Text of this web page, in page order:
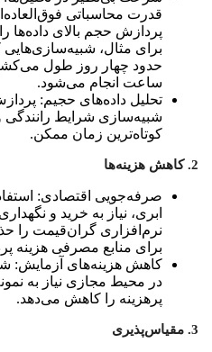
قدرت محاسباتی
پردازش حجم بالای داده‌ها
برای مثال، شبیه‌سازی‌هایی
ساعت انجام می‌شود.
تحلیل داده‌های حجیم:
شبیه‌سازی شرایط رانندگی
کوتاه‌ترین زمان ممکن.
2. کاهش هزینه‌ها
صرفه‌جویی اقتصادی:
ابری، نیاز به خرید و
نرم‌افزاری گران‌قیمت را
برای منابع مصرفی هزینه
کاهش هزینه‌های آزمایش:
در محیط مجازی نیاز به
پرهزینه را کاهش می‌دهد.
3. مقیاس‌پذیری